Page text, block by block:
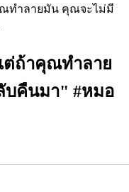
ณทำลายมัน คุณจะไม่มี
ต่ถ้าคุณทำลาย
คืนมา" #หมอ